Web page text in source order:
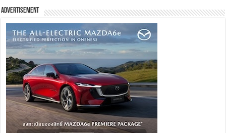
Advertisement